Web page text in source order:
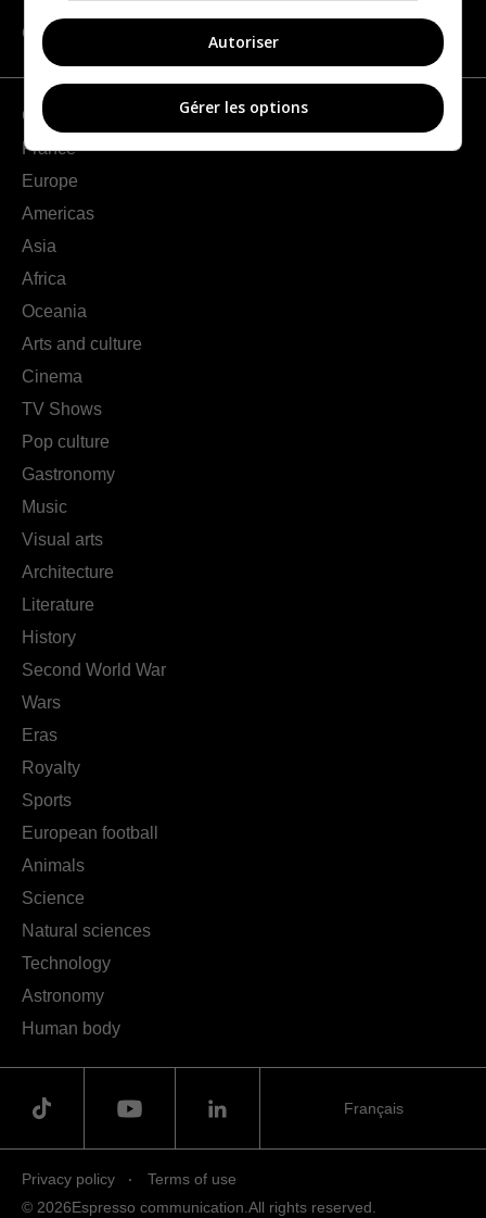
CATEGORIES
Geography
France
Europe
Americas
Asia
Africa
Oceania
Arts and culture
Cinema
TV Shows
Pop culture
Gastronomy
Music
Visual arts
Architecture
Literature
History
Second World War
Wars
Eras
Royalty
Sports
European football
Animals
Science
Natural sciences
Technology
Astronomy
Human body
Privacy policy
Terms of use
© 2026Espresso communication. All rights reserved.
Français
Autoriser
Gérer les options